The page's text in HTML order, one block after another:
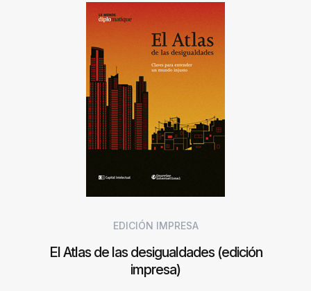
EDICIÓN IMPRESA
El Atlas de las desigualdades (edición
impresa)